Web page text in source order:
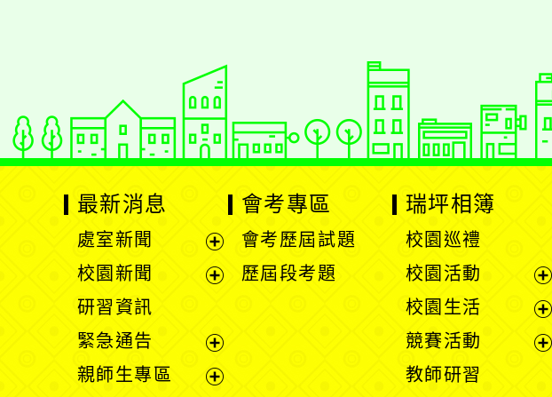
網站設計：Neil網站設計工坊
Xoops網站設計者：
最新消息
處室新聞
展
單
校園新聞
選
單
研習資訊
緊急通告
展
親師生專區
會考專區
會考歷屆試題
歷屆段考題
瑞坪相簿
校園巡禮
校園活動
展
選
校園生活
展
競賽活動
教師研習